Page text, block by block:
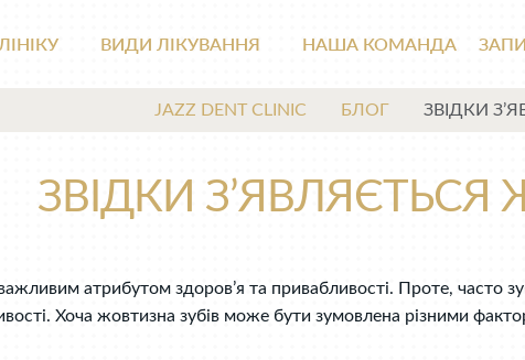
ВИДИ ЛІКУВАННЯ НАША КОМАНДА
JAZZ DENT CLINIC БЛОГ ЗВІДКИ
ЗВІДКИ З’ЯВЛЯЄТЬСЯ
атрибутом здоров’я та привабливості. Проте,
Хоча жовтизна зубів може бути зумовлена різними